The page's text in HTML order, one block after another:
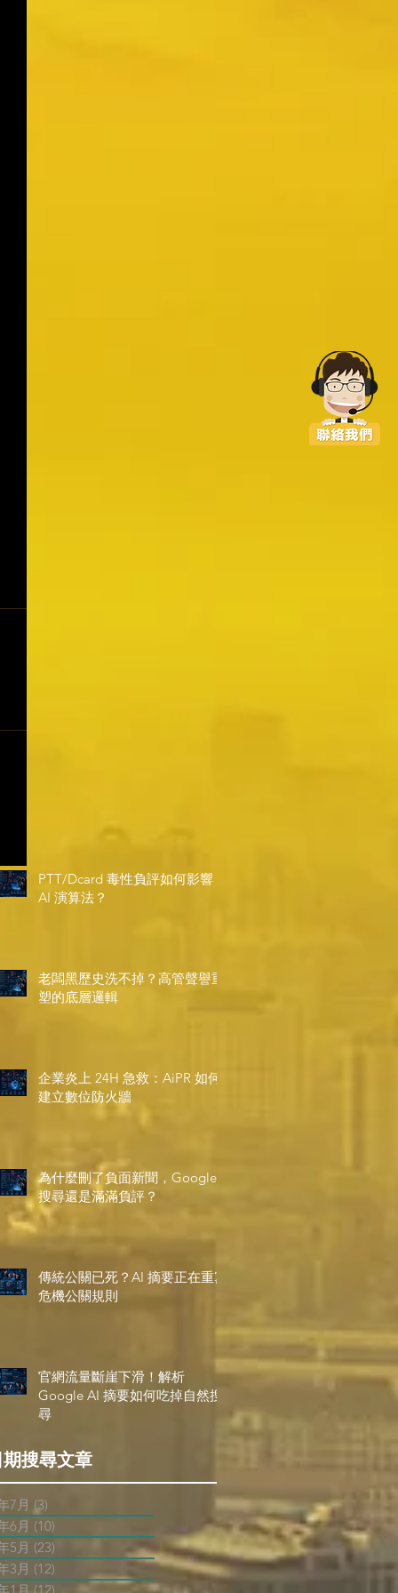
PTT/Dcard 毒性負評如何影響
AI 演算法？
老闆黑歷史洗不掉？高管聲譽重
塑的底層邏輯
企業炎上 24H 急救：AiPR 如何
建立數位防火牆
為什麼刪了負面新聞，Google
搜尋還是滿滿負評？
傳統公關已死？AI 摘要正在重寫
危機公關規則
官網流量斷崖下滑！解析
Google AI 摘要如何吃掉自然搜
尋
搜尋文章
7月 (3)
6月 (10)
5月 (23)
3月 (12)